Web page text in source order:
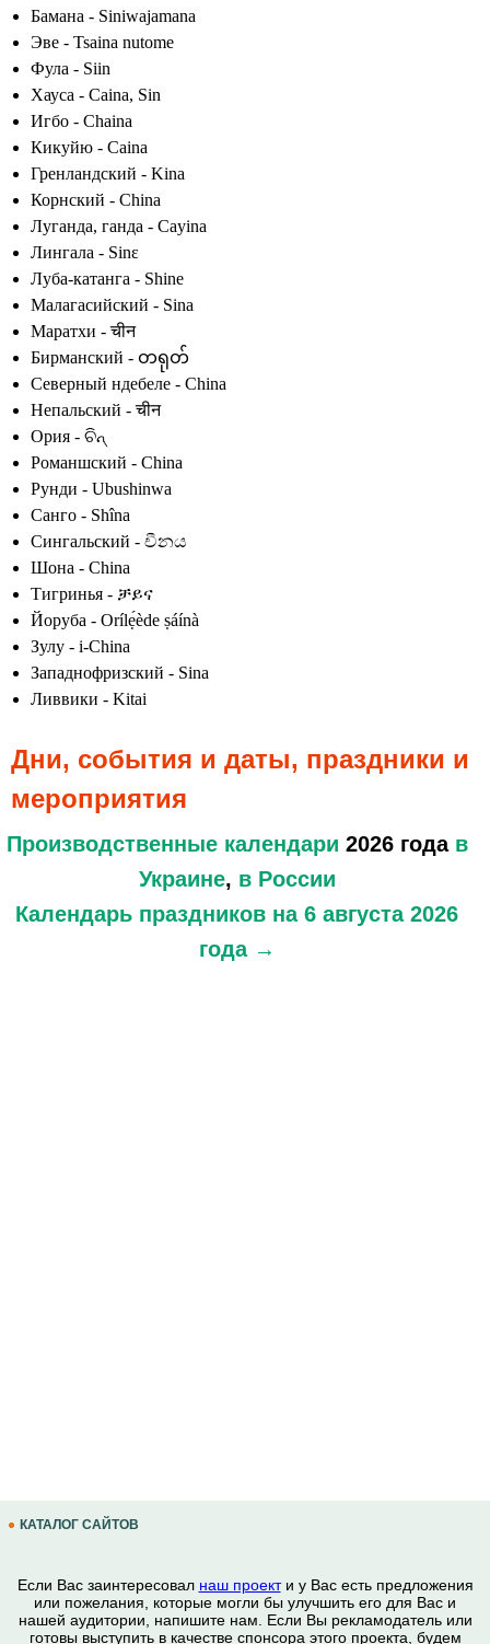
Бамана - Siniwajamana
Эве - Tsaina nutome
Фула - Siin
Хауса - Caina, Sin
Игбо - Chaina
Кикуйю - Caina
Гренландский - Kina
Корнский - China
Луганда, ганда - Cayina
Лингала - Sinɛ
Луба-катанга - Shine
Малагасийский - Sina
Маратхи - चीन
Бирманский - တရုတ်
Северный ндебеле - China
Непальский - चीन
Ория - ଚିନ୍
Романшский - China
Рунди - Ubushinwa
Санго - Shîna
Сингальский - චීනය
Шона - China
Тигринья - ቻይና
Йоруба - Orílẹ́ède ṣáínà
Зулу - i-China
Западнофризский - Sina
Ливвики - Kitai
Дни, события и даты, праздники и
мероприятия
Производственные календари 2026 года в
Украине, в России
Календарь праздников на 6 августа 2026
года →
КАТАЛОГ САЙТОВ
Если Вас заинтересовал наш проекти у Вас есть предложения
или пожелания, которые могли бы улучшить его для Вас и
нашей аудитории, напишите нам. Если Вы рекламодатель или
готовы выступить в качестве спонсора этого проекта, будем